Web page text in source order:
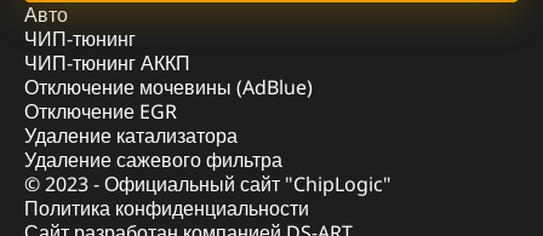
Авто
ЧИП-тюнинг
ЧИП-тюнинг АККП
Отключение мочевины (AdBlue)
Отключение EGR
Удаление катализатора
Удаление сажевого фильтра
© 2023 - Официальный сайт "ChipLogic"
Политика конфиденциальности